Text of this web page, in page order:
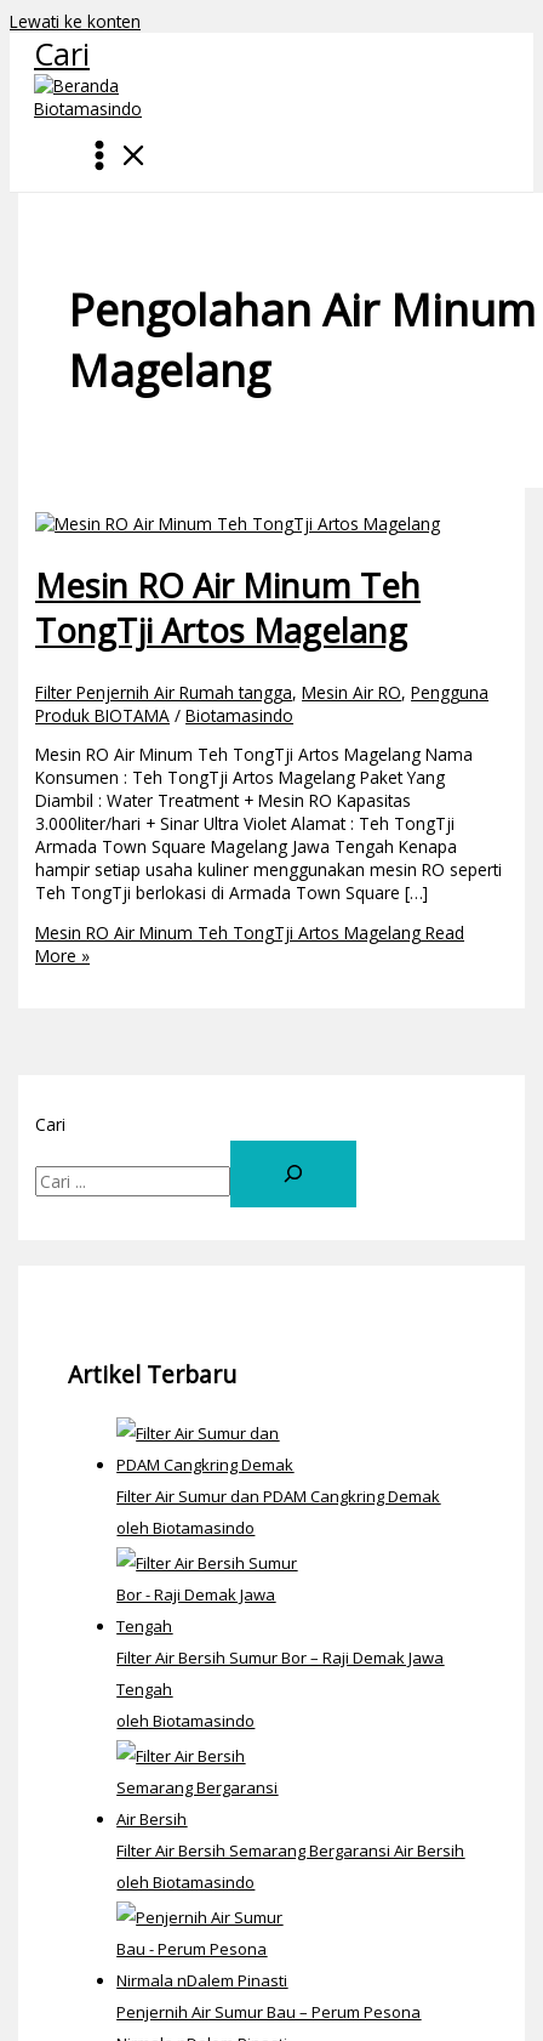
Lewati ke konten
Cari
Pengolahan Air Minum
Magelang
Mesin RO Air Minum Teh
TongTji Artos Magelang
Filter Penjernih Air Rumah tangga,Mesin Air RO,Pengguna
Produk BIOTAMA /Biotamasindo
Mesin RO Air Minum Teh TongTji Artos Magelang Nama
Konsumen : Teh TongTji Artos Magelang Paket Yang
Diambil : Water Treatment + Mesin RO Kapasitas
3.000liter/hari + Sinar Ultra Violet Alamat : Teh TongTji
Armada Town Square Magelang Jawa Tengah Kenapa
hampir setiap usaha kuliner menggunakan mesin RO seperti
Teh TongTji berlokasi di Armada Town Square […]
Mesin RO Air Minum Teh TongTji Artos Magelang Read
More »
Cari
Artikel Terbaru
Filter Air Sumur dan PDAM Cangkring Demak
oleh Biotamasindo
Filter Air Bersih Sumur Bor – Raji Demak Jawa
Tengah
oleh Biotamasindo
Filter Air Bersih Semarang Bergaransi Air Bersih
oleh Biotamasindo
Penjernih Air Sumur Bau – Perum Pesona